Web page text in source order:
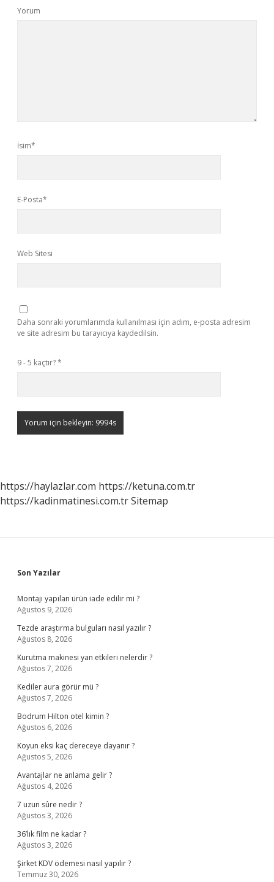
Yorum
İsim*
E-Posta*
Web Sitesi
Daha sonraki yorumlarımda kullanılması için adım, e-posta adresim
ve site adresim bu tarayıcıya kaydedilsin.
9 - 5 kaçtır?*
https://haylazlar.com https://ketuna.com.tr
https://kadinmatinesi.com.trSitemap
Sidebar
Son Yazılar
Montajı yapılan ürün iade edilir mi ?
Ağustos 9, 2026
Tezde araştırma bulguları nasıl yazılır ?
Ağustos 8, 2026
Kurutma makinesi yan etkileri nelerdir ?
Ağustos 7, 2026
Kediler aura görür mü ?
Ağustos 7, 2026
Bodrum Hilton otel kimin ?
Ağustos 6, 2026
Koyun eksi kaç dereceye dayanır ?
Ağustos 5, 2026
Avantajlar ne anlama gelir ?
Ağustos 4, 2026
7 uzun sûre nedir ?
Ağustos 3, 2026
36’lık film ne kadar ?
Ağustos 3, 2026
Şirket KDV ödemesi nasıl yapılır ?
Temmuz 30, 2026